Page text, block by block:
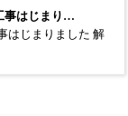
事はじまり…
はじまりました 解